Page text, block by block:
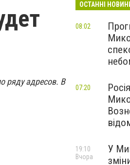
ряду адресов. В
ОСТАННІ
08:02
07:20
У
19:10
Вчора